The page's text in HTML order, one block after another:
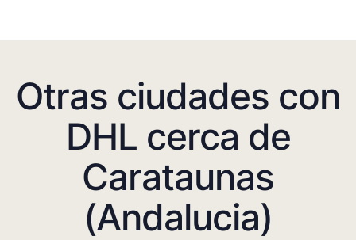
Otras ciudades con
DHL cerca de
Carataunas
(Andalucia)